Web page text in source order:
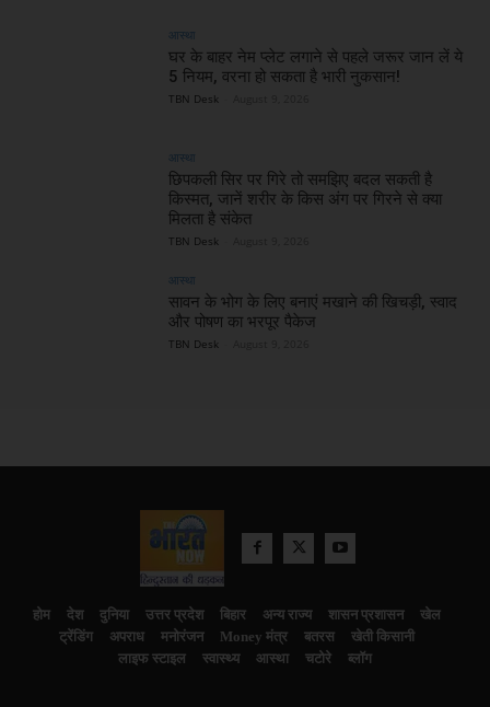
आस्था
घर के बाहर नेम प्लेट लगाने से पहले जरूर जान लें ये
5 नियम, वरना हो सकता है भारी नुकसान!
TBN Desk
आस्था
छिपकली सिर पर गिरे तो समझिए बदल सकती है
किस्मत, जानें शरीर के किस अंग पर गिरने से क्या
मिलता है संकेत
TBN Desk
आस्था
सावन के भोग के लिए बनाएं मखाने की खिचड़ी, स्वाद
और पोषण का भरपूर पैकेज
TBN Desk
होम देश दुनिया उत्तर प्रदेश बिहार अन्य राज्य शासन प्रशासन
खेल
ट्रेंडिंग
अपराध मनोरंजन Money मंत्र बतरस
खेती किसानी
लाइफ स्टाइल
स्वास्थ्य आस्था चटोरे ब्लॉग